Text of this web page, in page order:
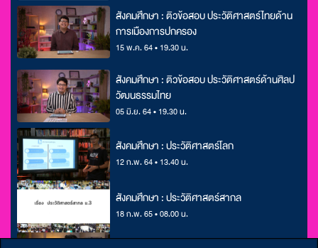
สังคมศึกษา : ติวข้อสอบ ประวัติศาสตร์ไทยด้าน
การเมืองการปกครอง
15 พ.ค. 64 • 19.30 น.
สังคมศึกษา : ติวข้อสอบ ประวัติศาสตร์ด้านศิลป
วัฒนธรรมไทย
05 มิ.ย. 64 • 19.30 น.
สังคมศึกษา : ประวัติศาสตร์โลก
12 ก.พ. 64 • 13.40 น.
สังคมศึกษา : ประวัติศาสตร์สากล
18 ก.พ. 65 • 08.00 น.